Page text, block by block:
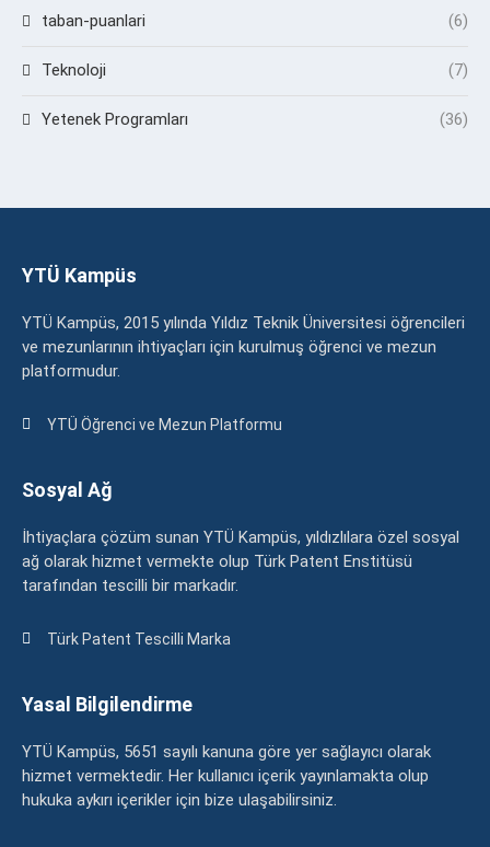
taban-puanlari (6)
Teknoloji (7)
Yetenek Programları (36)
YTÜ Kampüs
YTÜ Kampüs, 2015 yılında Yıldız Teknik Üniversitesi öğrencileri
ve mezunlarının ihtiyaçları için kurulmuş öğrenci ve mezun
platformudur.
YTÜ Öğrenci ve Mezun Platformu
Sosyal Ağ
İhtiyaçlara çözüm sunan YTÜ Kampüs, yıldızlılara özel sosyal
ağ olarak hizmet vermekte olup Türk Patent Enstitüsü
tarafından tescilli bir markadır.
Türk Patent Tescilli Marka
Yasal Bilgilendirme
YTÜ Kampüs, 5651 sayılı kanuna göre yer sağlayıcı olarak
hizmet vermektedir. Her kullanıcı içerik yayınlamakta olup
hukuka aykırı içerikler için bize ulaşabilirsiniz.